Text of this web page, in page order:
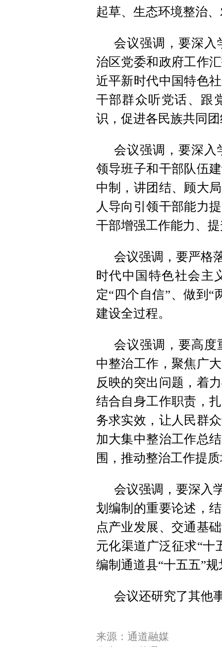
起草、生态环境整治
会议强调，要深入
治区党委和政府工作
近平新时代中国特色
干部群众听党话、跟
识，促进各民族共同
会议强调，要深入
领导班子和干部队伍
中制，讲团结、顾大
人导向引领干部能力
干部增强工作能力、
会议强调，要严格
时代中国特色社会主
定“四个自信”、做到
建设全过程。
会议强调，要高度
中整治工作，聚焦广
反映的突出问题，着
结合自身工作职责，
务求实效，让人民群
加大集中整治工作总
围，推动整治工作提
会议强调，要深入
划编制的重要论述，
点产业发展、交通基
元化渠道广泛征求“十
编制通道县“十五五”规
会议还研究了其他
来源：通道融媒